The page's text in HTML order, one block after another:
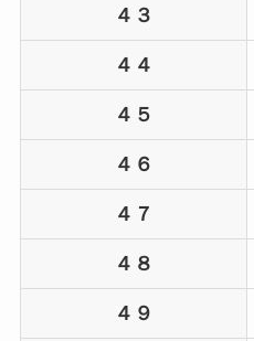
４３
４４
４５
４６
４７
４８
４９